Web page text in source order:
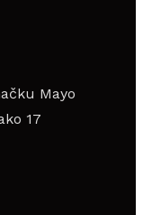
Mayo
17